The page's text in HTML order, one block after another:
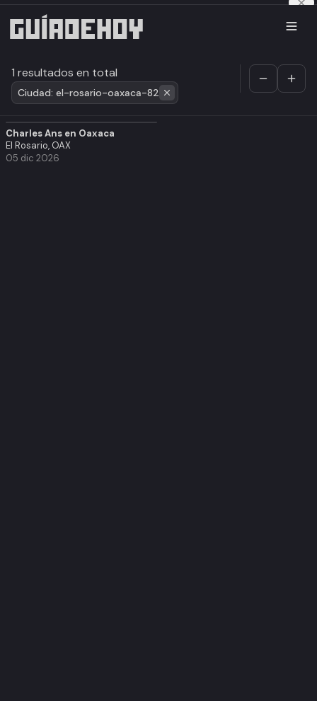
1 resultados en total
Ciudad: el-rosario-oaxaca-82
Charles Ans en Oaxaca
El Rosario, OAX
05 dic 2026